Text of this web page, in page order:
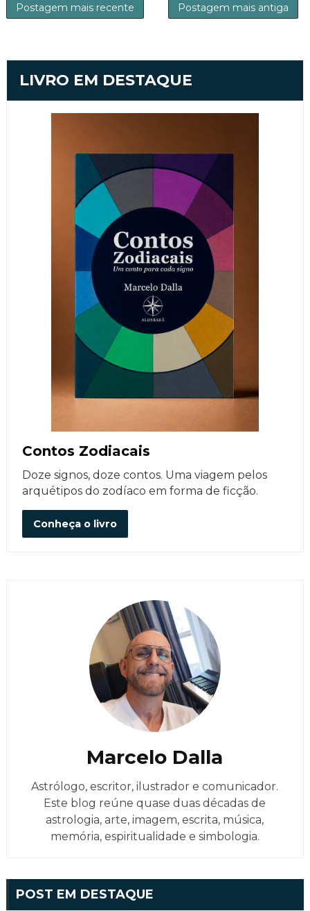
Postagem mais recente Postagem mais antiga
LIVRO EM DESTAQUE
Contos Zodiacais
Doze signos, doze contos. Uma viagem pelos
arquétipos do zodíaco em forma de ficção.
Conheça o livro
Marcelo Dalla
Astrólogo, escritor, ilustrador e comunicador.
Este blog reúne quase duas décadas de
astrologia, arte, imagem, escrita, música,
memória, espiritualidade e simbologia.
POST EM DESTAQUE